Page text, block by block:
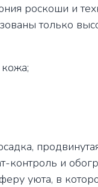
роскоши и
только
контроль и
уюта, в